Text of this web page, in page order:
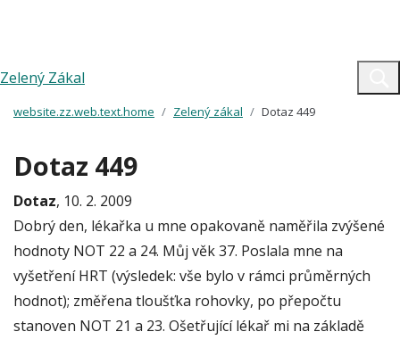
Zelený Zákal
website.zz.web.text.home Zelený zákal Dotaz 449
Dotaz 449
Dotaz, 10. 2. 2009
Dobrý den, lékařka u mne opakovaně naměřila zvýšené
hodnoty NOT 22 a 24. Můj věk 37. Poslala mne na
vyšetření HRT (výsledek: vše bylo v rámci průměrných
hodnot); změřena tloušťka rohovky, po přepočtu
stanoven NOT 21 a 23. Ošetřující lékař mi na základě